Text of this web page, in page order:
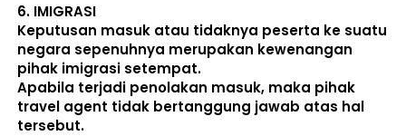
6. IMIGRASI
Keputusan masuk atau tidaknya peserta ke suatu
negara sepenuhnya merupakan kewenangan
pihak imigrasi setempat.
Apabila terjadi penolakan masuk, maka pihak
travel agent tidak bertanggung jawab atas hal
tersebut.